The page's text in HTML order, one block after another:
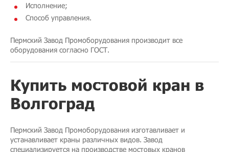
Исполнение;
Способ управления.
Пермский Завод Промоборудования производит все
оборудования согласно ГОСТ.
Купить мостовой кран в
Волгоград
Пермский Завод Промоборудования изготавливает и
устанавливает краны различных видов. Завод
специализируется на производстве мостовых кранов